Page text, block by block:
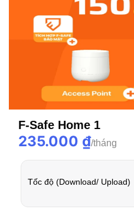
F-Safe Home 1
235.000 ₫
Tốc độ (Download/ Upload)